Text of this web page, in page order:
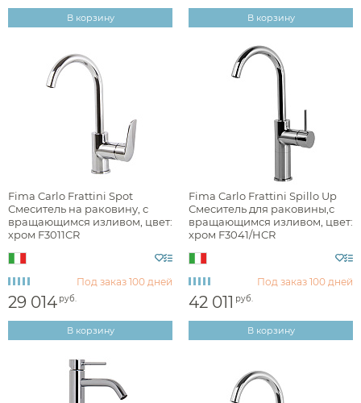
В корзину В корзину
Fima Carlo Frattini Spot
Смеситель на раковину, с
вращающимся изливом, цвет:
хром F3011CR
Под заказ 100 дней
29 014 руб.
В корзину
Fima Carlo Frattini Spillo Up
Смеситель для раковины,с
вращающимся изливом, цвет:
хром F3041/HCR
Под заказ 100 дней
42 011 руб.
В корзину